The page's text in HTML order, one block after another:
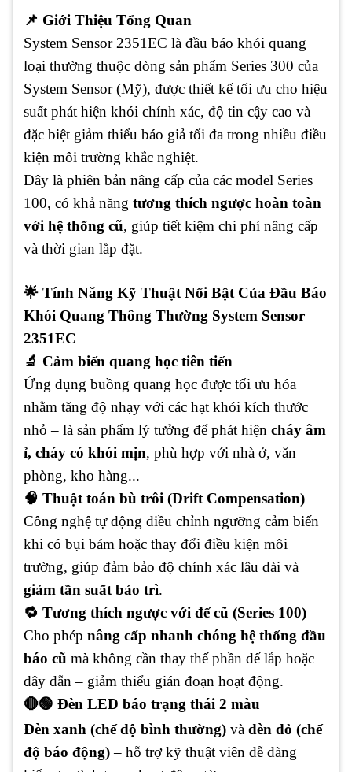
📌 Giới Thiệu Tổng Quan
System Sensor 2351EC là đầu báo khói quang
loại thường thuộc dòng sản phẩm Series 300 của
System Sensor (Mỹ), được thiết kế tối ưu cho hiệu
suất phát hiện khói chính xác, độ tin cậy cao và
đặc biệt giảm thiểu báo giả tối đa trong nhiều điều
kiện môi trường khắc nghiệt.
Đây là phiên bản nâng cấp của các model Series
100, có khả năng tương thích ngược hoàn toàn
với hệ thống cũ, giúp tiết kiệm chi phí nâng cấp
và thời gian lắp đặt.
🌟 Tính Năng Kỹ Thuật Nổi Bật Của Đầu Báo
Khói Quang Thông Thường System Sensor
2351EC
🔬 Cảm biến quang học tiên tiến
Ứng dụng buồng quang học được tối ưu hóa
nhằm tăng độ nhạy với các hạt khói kích thước
nhỏ – là sản phẩm lý tưởng để phát hiện cháy âm
ỉ, cháy có khói mịn, phù hợp với nhà ở, văn
phòng, kho hàng...
🧠 Thuật toán bù trôi (Drift Compensation)
Công nghệ tự động điều chỉnh ngưỡng cảm biến
khi có bụi bám hoặc thay đổi điều kiện môi
trường, giúp đảm bảo độ chính xác lâu dài và
giảm tần suất bảo trì.
🔁 Tương thích ngược với đế cũ (Series 100)
Cho phép nâng cấp nhanh chóng hệ thống đầu
báo cũ mà không cần thay thế phần đế lắp hoặc
dây dẫn – giảm thiểu gián đoạn hoạt động.
🔴🟢 Đèn LED báo trạng thái 2 màu
Đèn xanh (chế độ bình thường) và đèn đỏ (chế
độ báo động)– hỗ trợ kỹ thuật viên dễ dàng